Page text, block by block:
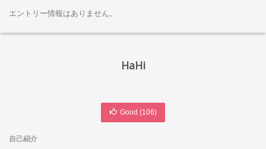
エントリー情報はありません。
HaHi
Good (106)
自己紹介